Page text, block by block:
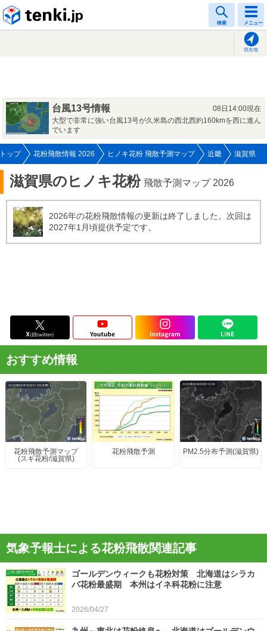
検索 メニュー
現在地
台風13号情報
08日14:00現在
大型で非常に強い台風13号が久米島の西北西約160kmを西に進ん
でいます
トップ 花粉飛散情報 2026 ヒノキ花粉 飛散予測マップ 近畿 滋賀県
滋賀県のヒノキ花粉 飛散予測マップ 2026
2026年の花粉飛散情報の更新は終了しました。次回は
2027年1月頃提供予定です。
おすすめ情報
花粉飛散予測マップ
(スギ花粉/滋賀県)
花粉飛散予測 PM2.5分布予測(滋賀県)
気象予報士による花粉飛散関連記事
ゴールデンウィークも花粉対策 北海道はシラカ
バ花粉最盛期 本州はイネ科花粉に注意
2026/04/27